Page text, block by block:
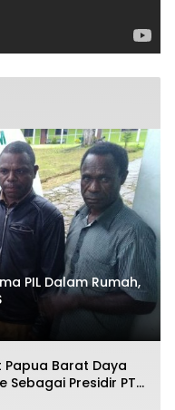
PIL Dalam Rumah,
Papua Barat Daya
Sebagai Presidir PT